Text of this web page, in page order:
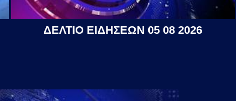
ΔΕΛΤΙΟ ΕΙΔΗΣΕΩΝ 05 08 2026